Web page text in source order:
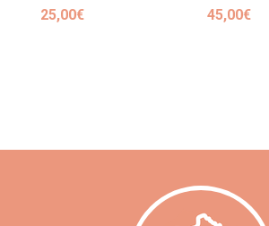
25,00€ 45,00€